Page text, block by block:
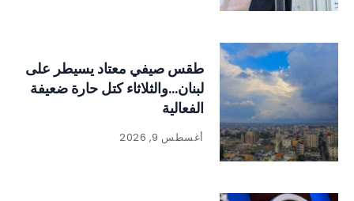
طقس صيفي معتاد يسيطر على
لبنان…والثلاثاء كتل حارة ضعيفة
الفعالية
أغسطس 9, 2026